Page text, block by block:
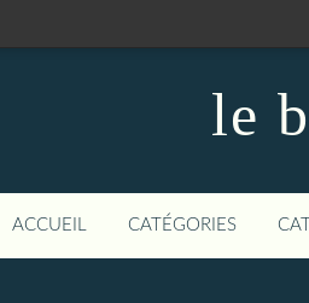
le
ACCUEIL CATÉGORIES